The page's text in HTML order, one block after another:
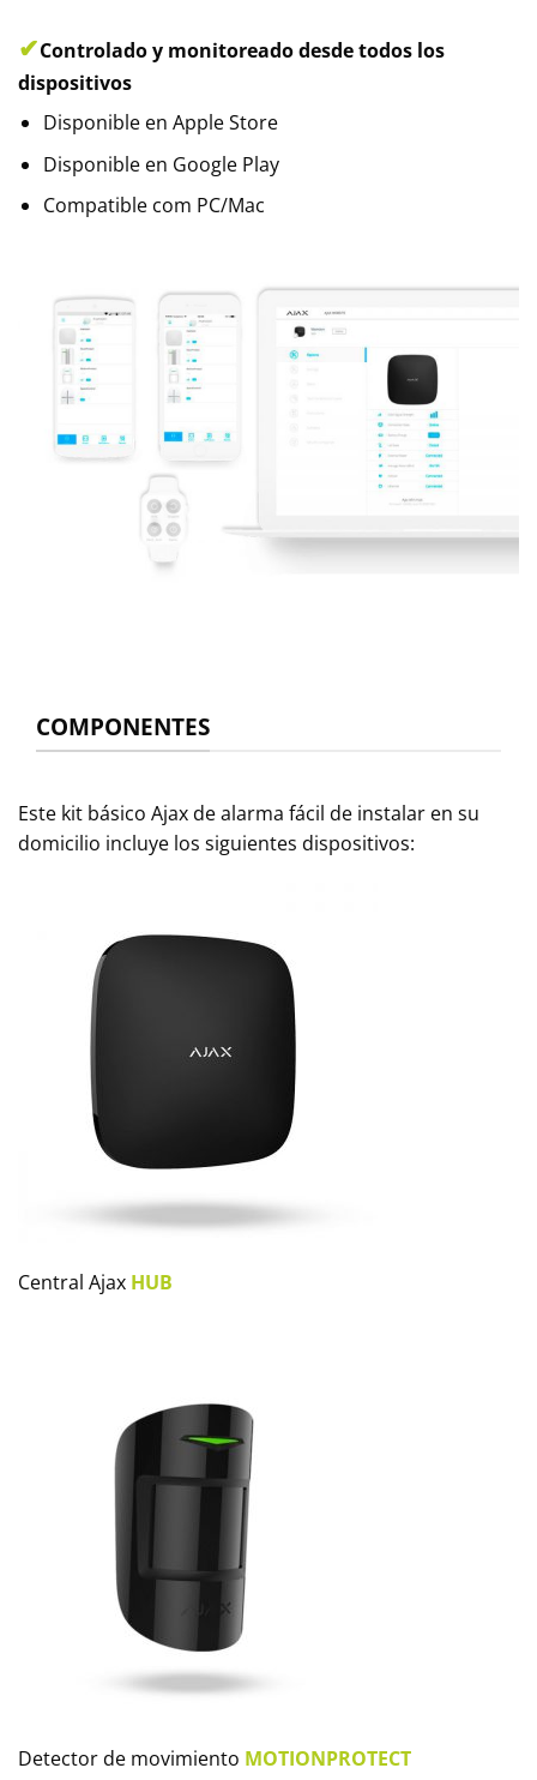
✔Controlado y monitoreado desde todos los
dispositivos
Disponible en Apple Store
Disponible en Google Play
Compatible com PC/Mac
COMPONENTES
Este kit básico Ajax de alarma fácil de instalar en su
domicilio incluye los siguientes dispositivos:
Central Ajax HUB
Detector de movimiento MOTIONPROTECT